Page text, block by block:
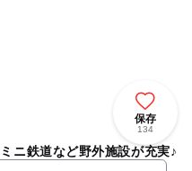
保存
134
ニ鉄道など野外施設が充実♪